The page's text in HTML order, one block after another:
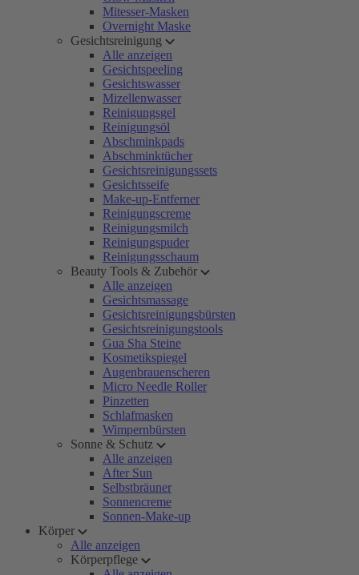
Mitesser-Masken
Overnight Maske
Gesichtsreinigung
Alle anzeigen
Gesichtspeeling
Gesichtswasser
Mizellenwasser
Reinigungsgel
Reinigungsöl
Abschminkpads
Abschminktücher
Gesichtsreinigungssets
Gesichtsseife
Make-up-Entferner
Reinigungscreme
Reinigungsmilch
Reinigungspuder
Reinigungsschaum
Beauty Tools & Zubehör
Alle anzeigen
Gesichtsmassage
Gesichtsreinigungsbürsten
Gesichtsreinigungstools
Gua Sha Steine
Kosmetikspiegel
Augenbrauenscheren
Micro Needle Roller
Pinzetten
Schlafmasken
Wimpernbürsten
Sonne & Schutz
Alle anzeigen
After Sun
Selbstbräuner
Sonnencreme
Sonnen-Make-up
Körper
Alle anzeigen
Körperpflege